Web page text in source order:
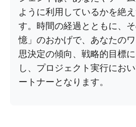
ように利用しているかを絶
す。時間の経過とともに、
憶」のおかげで、あなたの
思決定の傾向、戦略的目標
し、プロジェクト実行にお
ートナーとなります。